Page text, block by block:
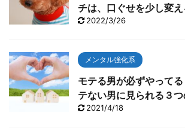
チは、口ぐせを少し変え
2022/3/26
メンタル強化系
モテる男が必ずやって
テない男に見られる３つ
2021/4/18